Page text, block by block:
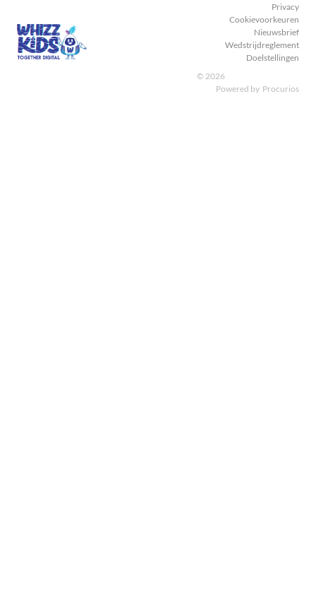
Privacy
Cookievoorkeuren
Nieuwsbrief
Wedstrijdreglement
Doelstellingen
© 2026
Powered by Procurios